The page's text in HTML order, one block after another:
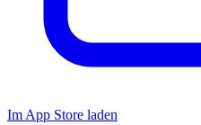
Im App Store laden